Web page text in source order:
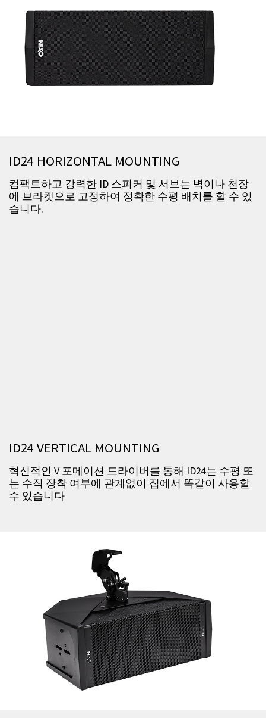
ID24 HORIZONTAL MOUNTING
컴팩트하고 강력한 ID 스피커 및 서브는 벽이나 천장
에 브라켓으로 고정하여 정확한 수평 배치를 할 수 있
습니다.
ID24 VERTICAL MOUNTING
혁신적인 V 포메이션 드라이버를 통해 ID24는 수평 또
는 수직 장착 여부에 관계없이 집에서 똑같이 사용할
수 있습니다